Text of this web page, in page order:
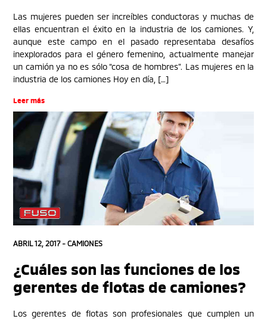
Las mujeres pueden ser increíbles conductoras y muchas de
ellas encuentran el éxito en la industria de los camiones. Y,
aunque este campo en el pasado representaba desafíos
inexplorados para el género femenino, actualmente manejar
un camión ya no es sólo “cosa de hombres”. Las mujeres en la
industria de los camiones Hoy en día, […]
Leer más
ABRIL 12, 2017 - CAMIONES
¿Cuáles son las funciones de los
gerentes de flotas de camiones?
Los gerentes de flotas son profesionales que cumplen un